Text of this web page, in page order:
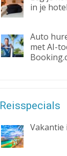
in je
Auto
met AI-
Reisspecials
Vakantie